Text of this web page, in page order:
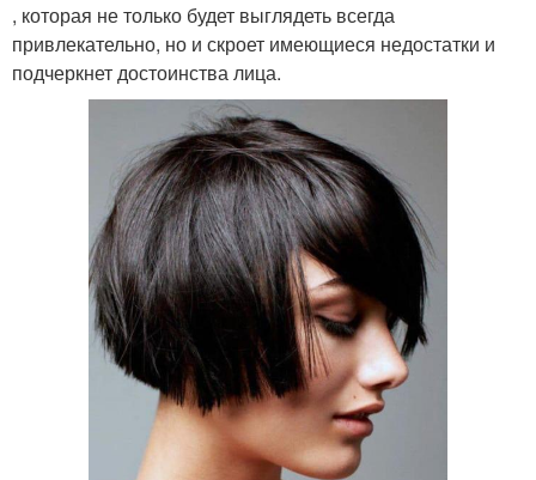
, которая не только будет выглядеть всегда
привлекательно, но и скроет имеющиеся недостатки и
подчеркнет достоинства лица.